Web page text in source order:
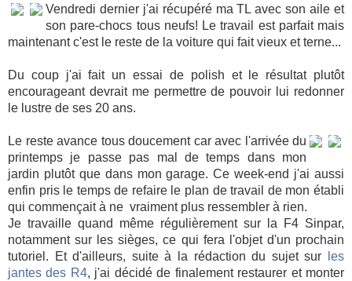
Vendredi dernier j'ai récupéré ma TL avec son aile et
son pare-chocs tous neufs! Le travail est parfait mais
maintenant c'est le reste de la voiture qui fait vieux et terne...
Du coup j'ai fait un essai de polish et le résultat plutôt
encourageant devrait me permettre de pouvoir lui redonner
le lustre de ses 20 ans.
Le reste avance tous doucement car avec l'arrivée du
printemps je passe pas mal de temps dans mon
jardin plutôt que dans mon garage. Ce week-end j'ai aussi
enfin pris le temps de refaire le plan de travail de mon établi
qui commençait à ne vraiment plus ressembler à rien.
Je travaille quand même régulièrement sur la F4 Sinpar,
notamment sur les sièges, ce qui fera l'objet d'un prochain
tutoriel. Et d'ailleurs, suite à la rédaction du sujet sur
les
jantes des R4, j'ai décidé de finalement restaurer et monter